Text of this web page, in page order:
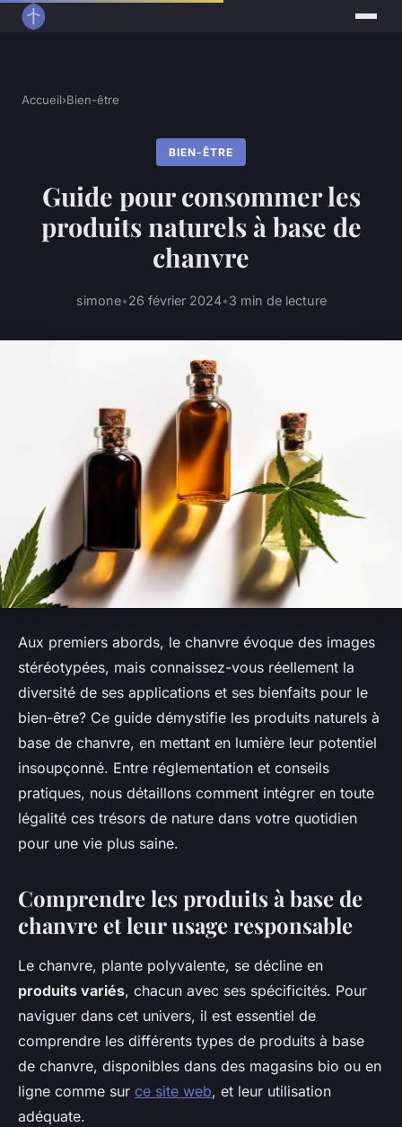
Accueil›Bien-être
BIEN-ÊTRE
Guide pour consommer les
produits naturels à base de
chanvre
simone•26 février 2024•3 min de lecture
Aux premiers abords, le chanvre évoque des images
stéréotypées, mais connaissez-vous réellement la
diversité de ses applications et ses bienfaits pour le
bien-être? Ce guide démystifie les produits naturels à
base de chanvre, en mettant en lumière leur potentiel
insoupçonné. Entre réglementation et conseils
pratiques, nous détaillons comment intégrer en toute
légalité ces trésors de nature dans votre quotidien
pour une vie plus saine.
Comprendre les produits à base de
chanvre et leur usage responsable
Le chanvre, plante polyvalente, se décline en
produits variés, chacun avec ses spécificités. Pour
naviguer dans cet univers, il est essentiel de
comprendre les différents types de produits à base
de chanvre, disponibles dans des magasins bio ou en
ligne comme sur ce site web, et leur utilisation
adéquate.